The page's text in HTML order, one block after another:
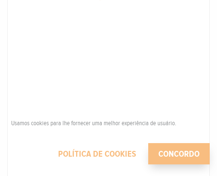
Usamos cookies para lhe fornecer uma melhor experiência de usuário.
POLÍTICA DE COOKIES CONCORDO